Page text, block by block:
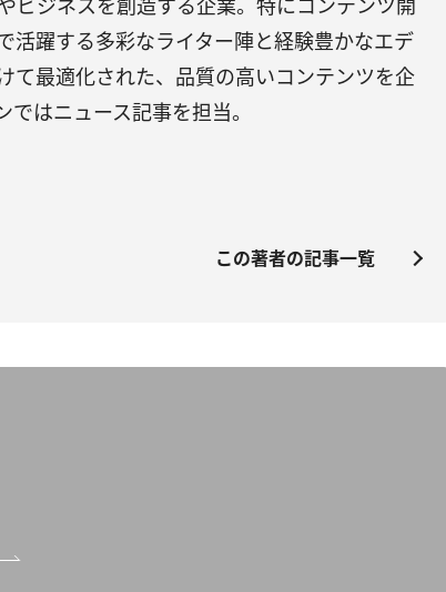
活躍する多彩なライター陣と経験豊かなエデ
て最適化された、品質の高いコンテンツを企
はニュース記事を担当。
この著者の記事一覧